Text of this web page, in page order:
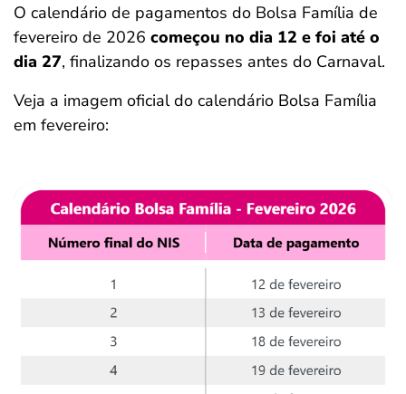
O calendário de pagamentos do Bolsa Família de
fevereiro de 2026 começou no dia 12 e foi até o
dia 27, finalizando os repasses antes do Carnaval.
Veja a imagem oficial do calendário Bolsa Família
em fevereiro: